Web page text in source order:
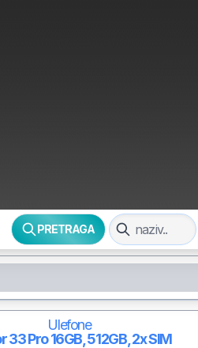
PRETRAGA
Ulefone
33 Pro16GB, 512GB, 2x SIM